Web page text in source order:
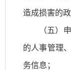
造成损害的政
（五）
的人事管理
务信息；